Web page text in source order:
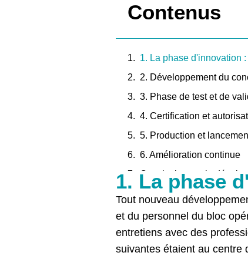
Contenus
1. La phase d'innovation
2. Développement du
3. Phase de test et de
4. Certification et
5. Production et
6. Amélioration continue
Conclusion sur le
1. La phase
Tout nouveau
et du personnel du bloc
entretiens avec des
suivantes étaient au centre